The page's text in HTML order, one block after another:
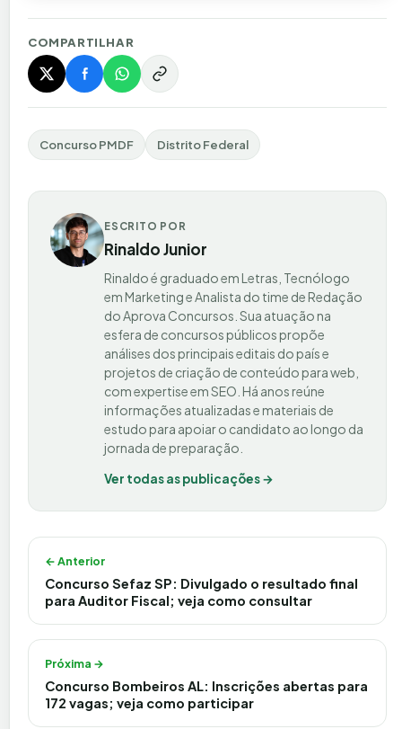
COMPARTILHAR
Concurso PMDF Distrito Federal
ESCRITO POR
Rinaldo Junior
Rinaldo é graduado em Letras, Tecnólogo
em Marketing e Analista do time de Redação
do Aprova Concursos. Sua atuação na
esfera de concursos públicos propõe
análises dos principais editais do país e
projetos de criação de conteúdo para web,
com expertise em SEO. Há anos reúne
informações atualizadas e materiais de
estudo para apoiar o candidato ao longo da
jornada de preparação.
Ver todas as publicações →
Navegação de Post
← Anterior
Concurso Sefaz SP: Divulgado o resultado final
para Auditor Fiscal; veja como consultar
Próxima →
Concurso Bombeiros AL: Inscrições abertas para
172 vagas; veja como participar